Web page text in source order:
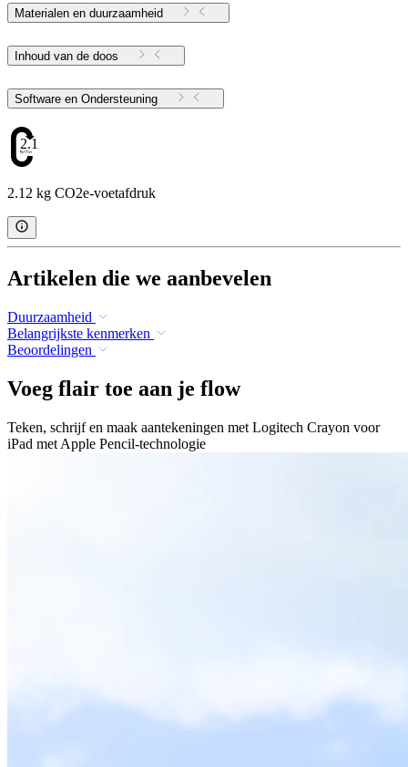
Materialen en duurzaamheid
Inhoud van de doos
Software en Ondersteuning
2.12
2.12 kg CO2e-voetafdruk
Artikelen die we aanbevelen
Duurzaamheid
Belangrijkste kenmerken
Beoordelingen
Voeg flair toe aan je flow
Teken, schrijf en maak aantekeningen met Logitech Crayon voor
iPad met Apple Pencil-technologie